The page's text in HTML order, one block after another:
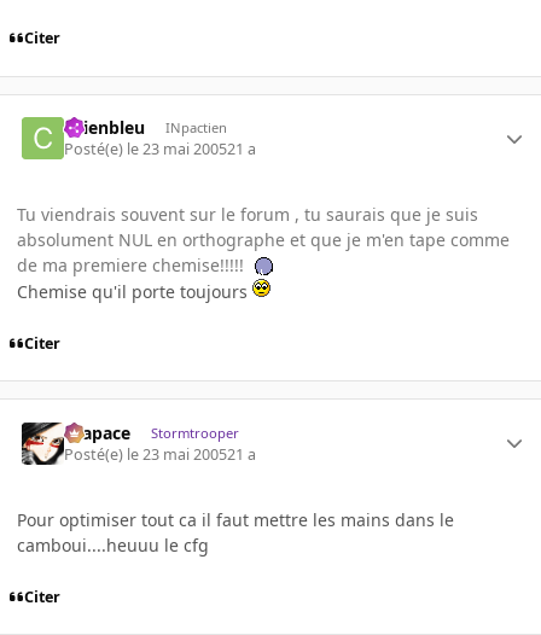
Citer
chienbleu INpactien
Posté(e) le 23 mai 200521 a
Tu viendrais souvent sur le forum , tu saurais que je suis
absolument NUL en orthographe et que je m'en tape comme
de ma premiere chemise!!!!!
Chemise qu'il porte toujours
Citer
Krapace Stormtrooper
Posté(e) le 23 mai 200521 a
Pour optimiser tout ca il faut mettre les mains dans le
camboui....heuuu le cfg
Citer